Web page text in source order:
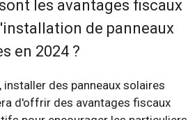
les avantages fiscaux
de panneaux
en 2024 ?
installer des panneaux solaires
d'offrir des avantages fiscaux